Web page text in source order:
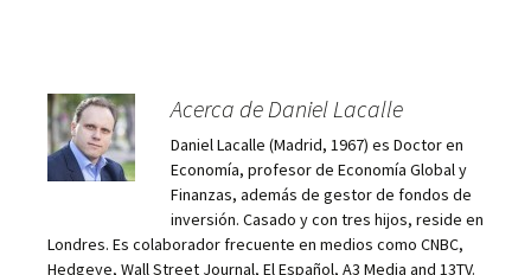
Acerca de Daniel Lacalle
Daniel Lacalle (Madrid, 1967) es Doctor en
Economía, profesor de Economía Global y
Finanzas, además de gestor de fondos de
inversión. Casado y con tres hijos, reside en
Londres. Es colaborador frecuente en medios como CNBC,
Hedgeye, Wall Street Journal, El Español, A3 Media and 13TV.